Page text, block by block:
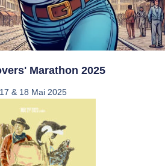
Marathon 2025
17 & 18 Mai 2025